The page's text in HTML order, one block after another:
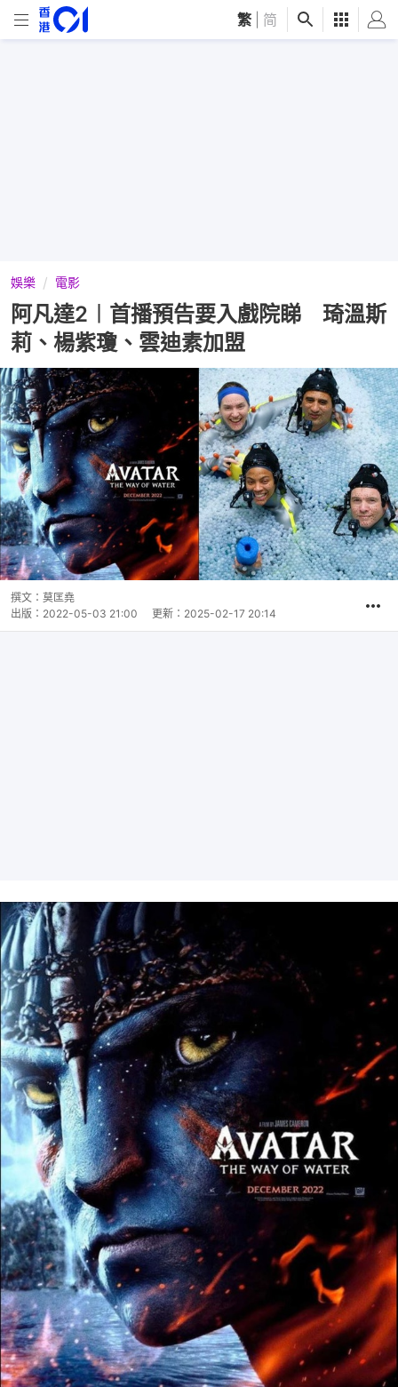
繁 简
娛樂 電影
阿凡達2︱首播預告要入戲院睇 琦溫斯
莉、楊紫瓊、雲迪素加盟
撰文： 莫匡堯
出版： 2022-05-03 21:00 更新： 2025-02-17 20:14